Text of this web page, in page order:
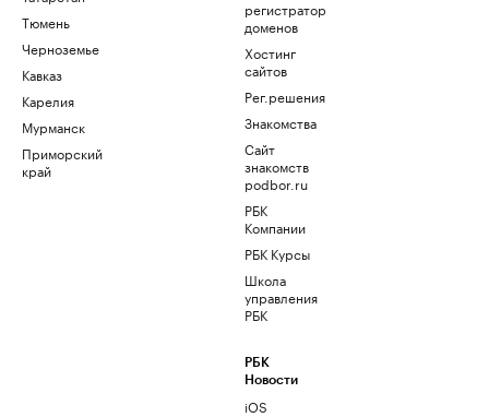
Тюмень
Черноземье
Кавказ
Карелия
Мурманск
Приморский
край
регистратор
доменов
Хостинг
сайтов
Рег.решения
Знакомства
Сайт
знакомств
podbor.ru
РБК
Компании
РБК Курсы
Школа
управления
РБК
РБК
Новости
iOS